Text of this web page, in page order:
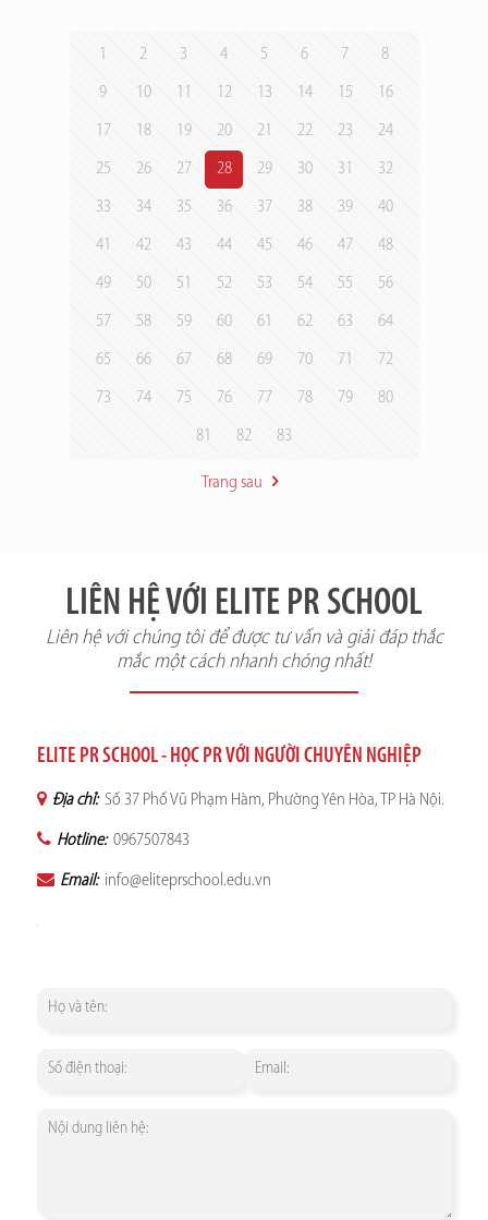
1 2 3 4 5 6 7 8
9 10 11 12 13 14 15 16
17 18 19 20 21 22 23 24
25 26 27 28 29 30 31 32
33 34 35 36 37 38 39 40
41 42 43 44 45 46 47 48
49 50 51 52 53 54 55 56
57 58 59 60 61 62 63 64
65 66 67 68 69 70 71 72
73 74 75 76 77 78 79 80
81 82 83
Trang sau
LIÊN HỆ VỚI ELITE PR SCHOOL
Liên hệ với chúng tôi để được tư vấn và giải đáp thắc
mắc một cách nhanh chóng nhất!
ELITE PR SCHOOL - HỌC PR VỚI NGƯỜI CHUYÊN NGHIỆP
Địa chỉ: Số 37 Phố Vũ Phạm Hàm, Phường Yên Hòa, TP Hà Nội.
Hotline: 0967507843
Email: info@eliteprschool.edu.vn